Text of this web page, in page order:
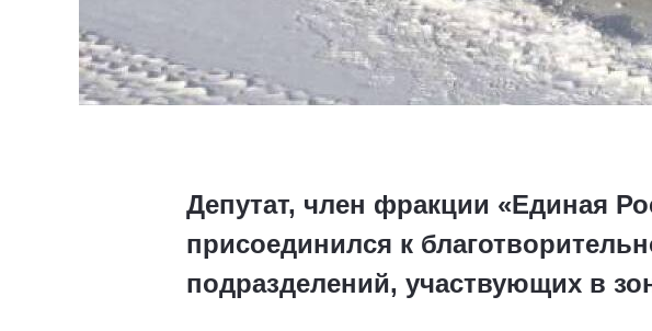
Депутат, член фракции «Единая
присоединился к
подразделений, участвующих в